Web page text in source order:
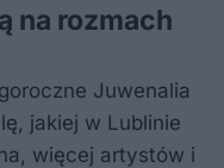
na rozmach
Juwenalia
jakiej w Lublinie
więcej artystów i